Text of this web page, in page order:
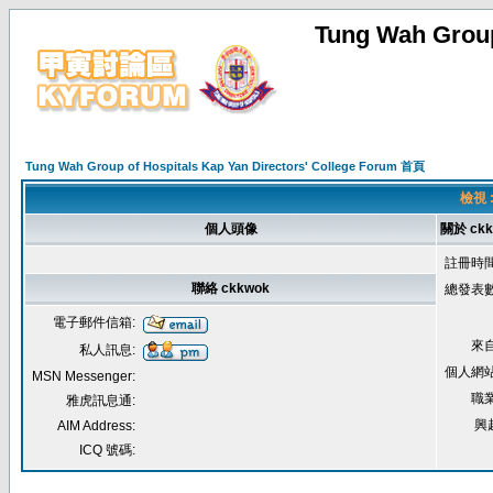
Tung Wah
Tung Wah Group of Hospitals Kap Yan Directors' College Forum 首頁
檢視
個人頭像
關於
註冊時
總發表
來
個人網
職
興
聯絡 ckkwok
電子郵件信箱:
私人訊息:
MSN Messenger:
雅虎訊息通:
AIM Address:
ICQ 號碼: